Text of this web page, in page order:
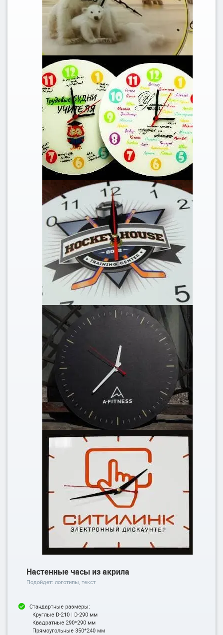
Настенные часы из акрила
Подойдет: логотипы, текст
Стандартные размеры:
Круглые D-210 | D-290 мм
Квадратные 290*290 мм
Прямоугольные 350*240 мм